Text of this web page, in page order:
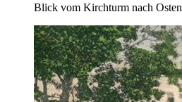
Blick vom Kirchturm nach Osten